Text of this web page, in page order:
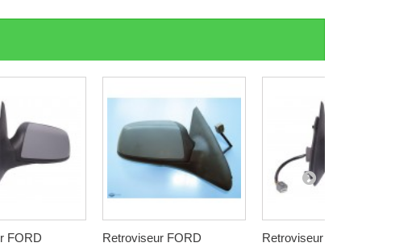
FORD
Retroviseur FORD
Retroviseur FORD